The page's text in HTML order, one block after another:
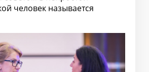
человек называется